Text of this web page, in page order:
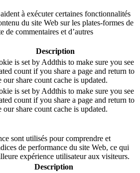
à exécuter certaines fonctionnalités
du site Web sur les plates-formes de
de commentaires et d’autres
Description
is set by Addthis to make sure you see
count if you share a page and return to
our share count cache is updated.
is set by Addthis to make sure you see
count if you share a page and return to
our share count cache is updated.
sont utilisés pour comprendre et
de performance du site Web, ce qui
expérience utilisateur aux visiteurs.
Description